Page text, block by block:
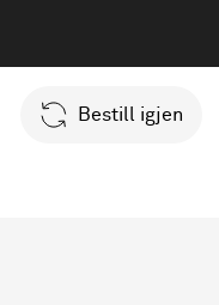
Bestill igjen